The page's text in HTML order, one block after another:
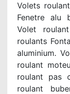
Volets
Fenetre alu
Volet
roulants
aluminium.
roulant
roulant pas
roulant